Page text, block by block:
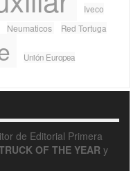
Iveco
Neumaticos Red Tortuga
Unión Europea
de Editorial Primera
OF THE YEAR y